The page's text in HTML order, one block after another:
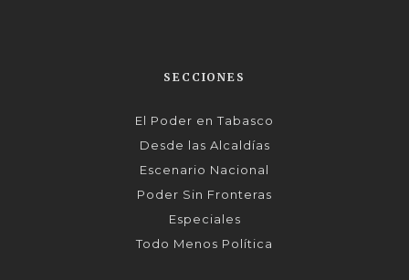
SECCIONES
El Poder en Tabasco
Desde las Alcaldías
Escenario Nacional
Poder Sin Fronteras
Especiales
Todo Menos Política